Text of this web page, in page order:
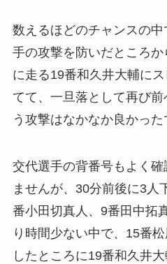
数えるほどのチャンスの
手の攻撃を防いだところ
に走る19番和久井大輔に
てて、一旦落として再び
う攻撃はなかなか良かった
交代選手の背番号もよく
ませんが、30分前後に3人
番小田切真人、9番田中拓
り時間少ない中で、15番
したところに19番和久井